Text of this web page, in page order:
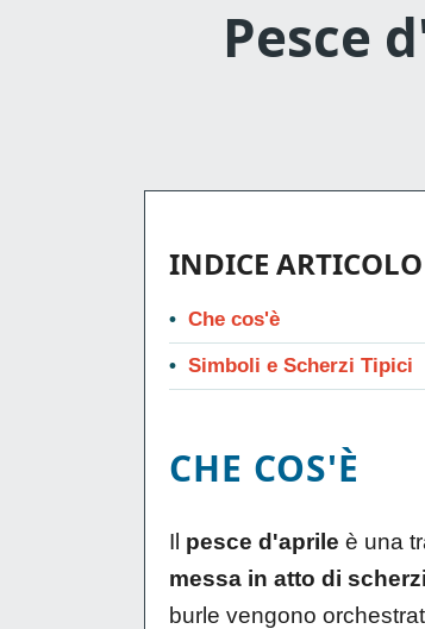
Pesce
INDICE ARTICOLO
Che cos'è
Simboli e Scherzi Tipici
CHE COS'È
Il pesce d'aprile è una
messa in atto di scherzi
burle vengono